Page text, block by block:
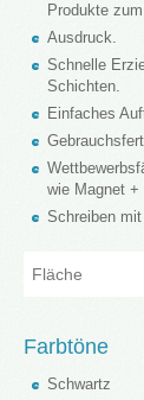
Produkte zum
Ausdruck.
Schnelle
Schichten.
Einfaches
wie Magnet +
Schreiben
Farbtöne
Schwartz